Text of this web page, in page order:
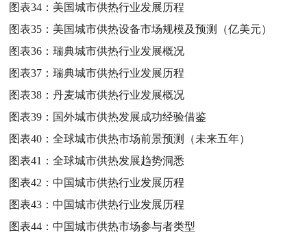
图表34： 美国城市供热行业发展历程
图表35： 美国城市供热设备市场规模及预测（亿美元）
图表36：瑞典城市供热行业发展概况
图表37：瑞典城市供热行业发展历程
图表38：丹麦城市供热行业发展概况
图表39： 国外城市供热发展成功经验借鉴
图表40：全球城市供热市场前景预测（未来五年）
图表41：全球城市供热发展趋势洞悉
图表42：中国城市供热行业发展历程
图表43：中国城市供热行业发展历程
图表44：中国城市供热市场参与者类型